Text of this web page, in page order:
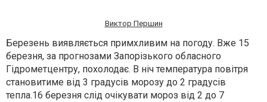
Виктор Першин
Березень виявляється примхливим на погоду. Вже 15
березня, за прогнозами Запорізького обласного
Гідрометцентру, похолодає. В ніч температура повітря
становитиме від 3 градусів морозу до 2 градусів
тепла.16 березня слід очікувати мороз від 2 до 7